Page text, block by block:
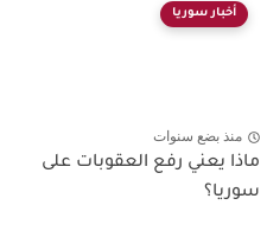
أخبار سوريا
منذ بضع سنوات
ماذا يعني رفع العقوبات على
سوريا؟